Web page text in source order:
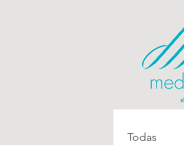
Todas